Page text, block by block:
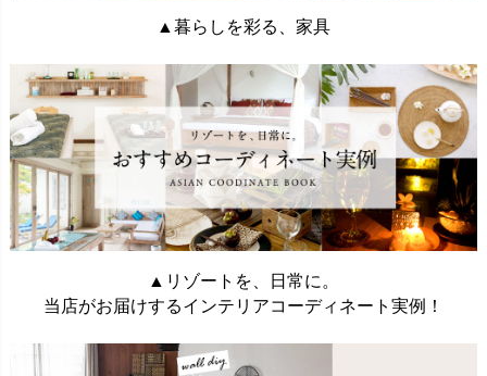
▲暮らしを彩る、家具
▲リゾートを、日常に。
当店がお届けするインテリアコーディネート実例！